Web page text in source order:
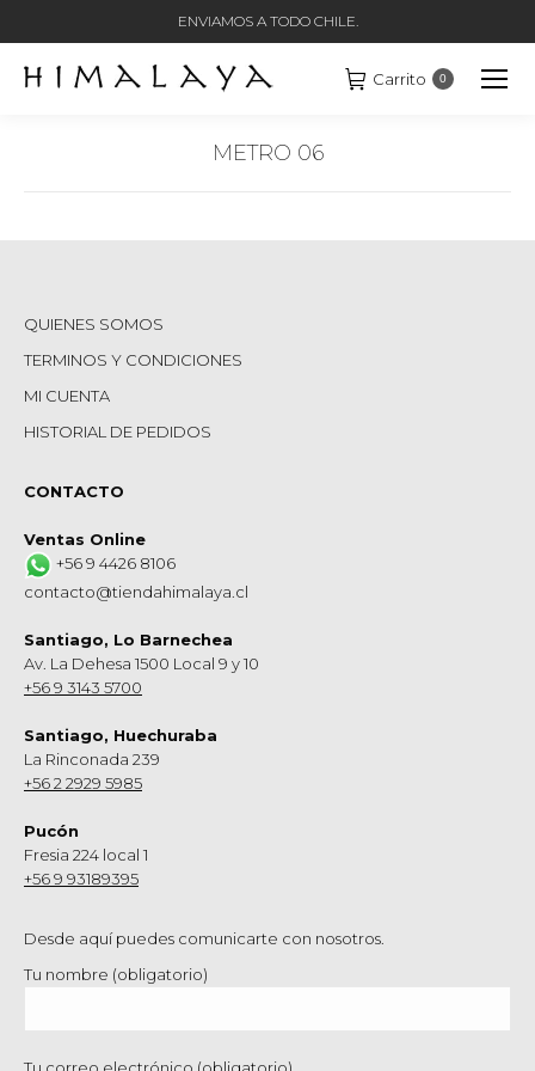
ENVIAMOS A TODO CHILE.
Carrito 0
METRO 06
QUIENES SOMOS
TERMINOS Y CONDICIONES
MI CUENTA
HISTORIAL DE PEDIDOS
CONTACTO
Ventas Online
+56 9 4426 8106
contacto@tiendahimalaya.cl
Santiago, Lo Barnechea
Av. La Dehesa 1500 Local 9 y 10
+56 9 3143 5700
Santiago, Huechuraba
La Rinconada 239
+56 2 2929 5985
Pucón
Fresia 224 local 1
+56 9 93189395
Desde aquí puedes comunicarte con nosotros.
Tu nombre (obligatorio)